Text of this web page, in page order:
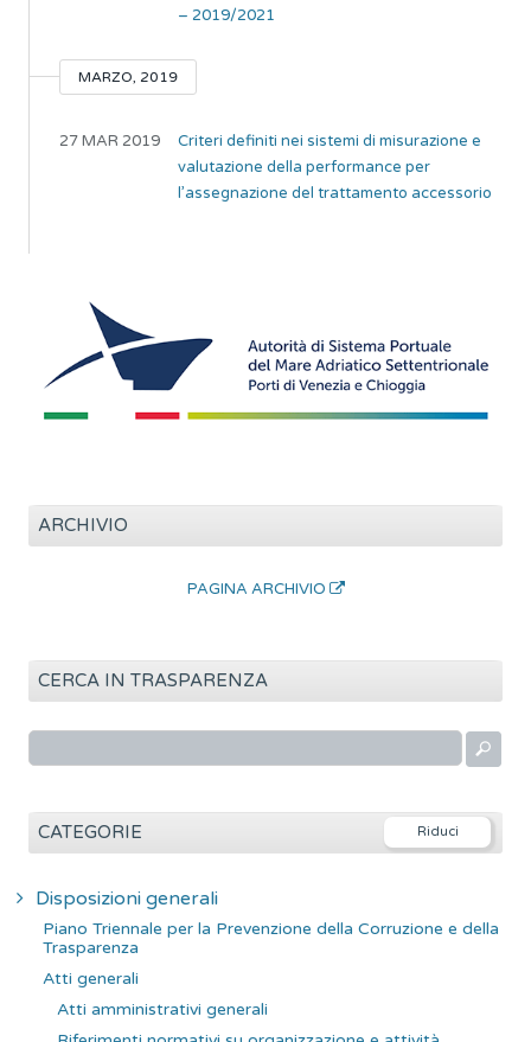
– 2019/2021
MARZO, 2019
27 MAR 2019
Criteri definiti nei sistemi di misurazione e
valutazione della performance per
l’assegnazione del trattamento accessorio
ARCHIVIO
PAGINA ARCHIVIO
CERCA IN TRASPARENZA
r
CATEGORIE
Disposizioni generali
Piano Triennale per la Prevenzione della Corruzione e della
Trasparenza
Atti generali
Atti amministrativi generali